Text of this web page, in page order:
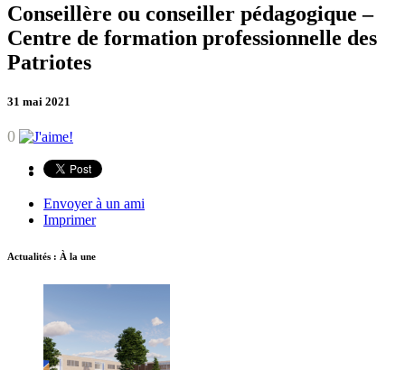
Conseillère ou conseiller pédagogique –
Centre de formation professionnelle des
Patriotes
31 mai 2021
0
Envoyer à un ami
Imprimer
Actualités : À la une